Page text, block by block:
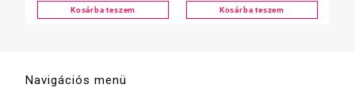
Ananász (Izotóniás)
Kosárba teszem Kosárba teszem
Navigációs menü